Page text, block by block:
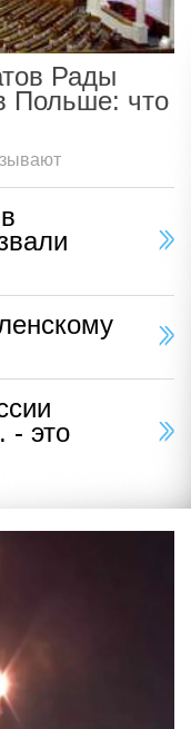
Рады
Польше: что
- это